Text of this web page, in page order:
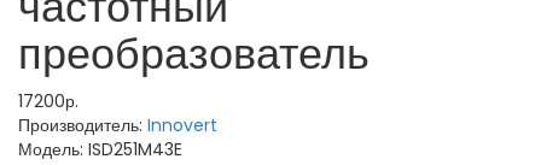
преобразователь
17200р.
Производитель: Innovert
Модель: ISD251M43E